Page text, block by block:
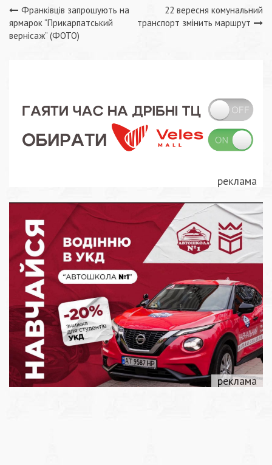
Навігація
записів
Франківців запрошують на
ярмарок “Прикарпатський
вернісаж” (ФОТО)
22 вересня комунальний
транспорт змінить маршрут